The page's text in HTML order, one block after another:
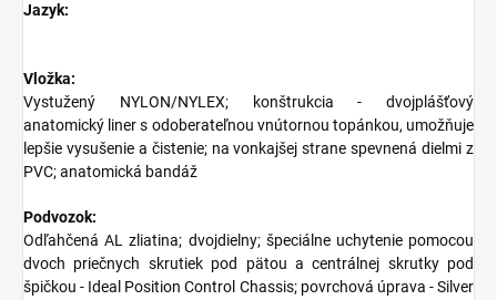
Jazyk:
Vložka:
Vystužený NYLON/NYLEX; konštrukcia - dvojplášťový
anatomický liner s odoberateľnou vnútornou topánkou, umožňuje
lepšie vysušenie a čistenie; na vonkajšej strane spevnená dielmi z
PVC; anatomická bandáž
Podvozok:
Odľahčená AL zliatina; dvojdielny; špeciálne uchytenie pomocou
dvoch priečnych skrutiek pod pätou a centrálnej skrutky pod
špičkou - Ideal Position Control Chassis; povrchová úprava - Silver